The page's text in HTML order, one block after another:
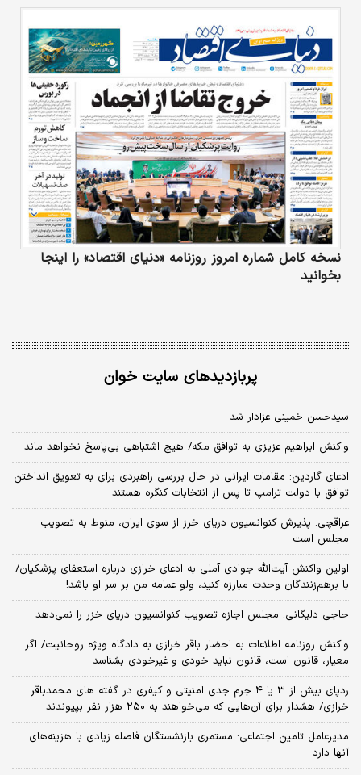
نسخه کامل شماره امروز روزنامه «دنیای‌ اقتصاد» را اینجا
بخوانید
پربازدیدهای سایت خوان
سیدحسن خمینی عزادار شد
واکنش ابراهیم عزیزی به توافق مکه/ هیچ اشتباهی بی‌پاسخ نخواهد ماند
ادعای گاردین: مقامات ایرانی در حال بررسی راهبردی برای به تعویق انداختن
توافق با دولت ترامپ تا پس از انتخابات کنگره هستند
عراقچی: پذیرش کنوانسیون دریای خرز از سوی ایران، منوط به تصویب
مجلس است
اولین واکنش آیت‌الله جوادی آملی به ادعای خرازی درباره استعفای پزشکیان/
با برهم‌زنندگان وحدت مبارزه کنید، ولو عمامه من بر سر او باشد!
حاجی دلیگانی: مجلس اجازه تصویب کنوانسیون دریای خزر را نمی‌دهد
واکنش روزنامه اطلاعات به احضار باقر خرازی به دادگاه ویژه روحانیت/ اگر
معیار، قانون است، قانون نباید خودی و غیرخودی بشناسد
ردپای بیش از ۳ یا ۴ جرم جدی امنیتی و کیفری در گفته های محمدباقر
خرازی/ هشدار برای آن‌هایی که می‌خواهند به ۲۵۰ هزار نفر بپیوندند
مدیرعامل تامین اجتماعی: مستمری بازنشستگان فاصله زیادی با هزینه‌های
آنها دارد